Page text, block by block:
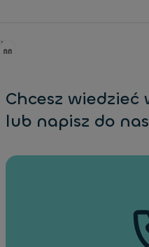
Chcesz wiedzieć
lub napisz do